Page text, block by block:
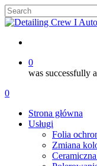
Skip
to
content
Close
0
was successfully
Menu
account
0
Strona główna
Usługi
Folia
Zmiana